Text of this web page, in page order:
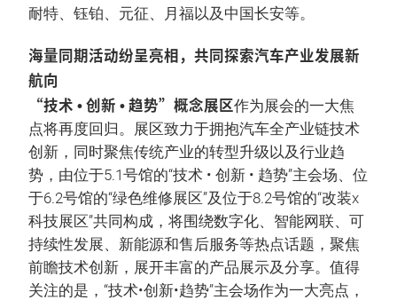
耐特、钰铂、元征、月福以及中国长安等。
海量同期活动纷呈亮相，共同探索汽车产业发展新
航向
“技术 • 创新 • 趋势”概念展区作为展会的一大焦
点将再度回归。展区致力于拥抱汽车全产业链技术
创新，同时聚焦传统产业的转型升级以及行业趋
势，由位于5.1号馆的“技术 • 创新 • 趋势”主会场、位
于6.2号馆的“绿色维修展区”及位于8.2号馆的“改装x
科技展区”共同构成，将围绕数字化、智能网联、可
持续性发展、新能源和售后服务等热点话题，聚焦
前瞻技术创新，展开丰富的产品展示及分享。值得
关注的是，“技术•创新•趋势”主会场作为一大亮点，